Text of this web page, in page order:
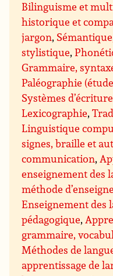
Bilinguisme et
historique et
jargon,
stylistique,
Grammaire,
Paléographie
Systèmes
Lexicographie,
Linguistique
signes, braille et
communication,
enseignement des
méthode
Enseignement des
pédagogique,
grammaire,
Méthodes de
apprentissage de